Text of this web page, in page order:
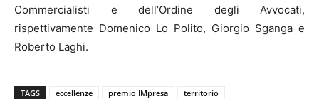
Commercialisti e dell’Ordine degli Avvocati,
rispettivamente Domenico Lo Polito, Giorgio Sganga e
Roberto Laghi.
TAGS eccellenze premio IMpresa territorio